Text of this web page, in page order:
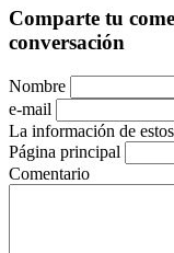
Comparte tu
conversación
Nombre
e-mail
La información de
Página principal
Comentario